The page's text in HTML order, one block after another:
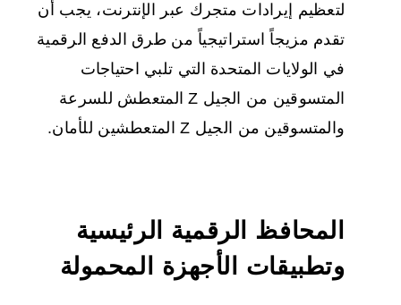
لتعظيم إيرادات متجرك عبر الإنترنت، يجب أن
تقدم مزيجاً استراتيجياً من طرق الدفع الرقمية
في الولايات المتحدة التي تلبي احتياجات
المتسوقين من الجيل Z المتعطش للسرعة
والمتسوقين من الجيل Z المتعطشين للأمان.
المحافظ الرقمية الرئيسية
وتطبيقات الأجهزة المحمولة